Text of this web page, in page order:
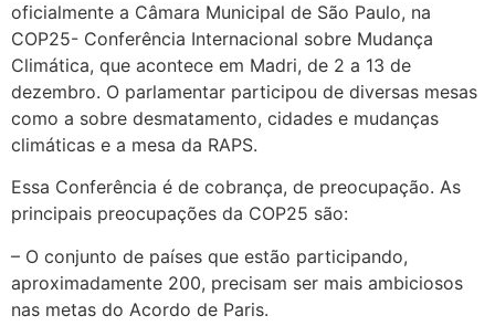
oficialmente a Câmara Municipal de São Paulo, na
COP25- Conferência Internacional sobre Mudança
Climática, que acontece em Madri, de 2 a 13 de
dezembro. O parlamentar participou de diversas mesas
como a sobre desmatamento, cidades e mudanças
climáticas e a mesa da RAPS.
Essa Conferência é de cobrança, de preocupação. As
principais preocupações da COP25 são:
– O conjunto de países que estão participando,
aproximadamente 200, precisam ser mais ambiciosos
nas metas do Acordo de Paris.